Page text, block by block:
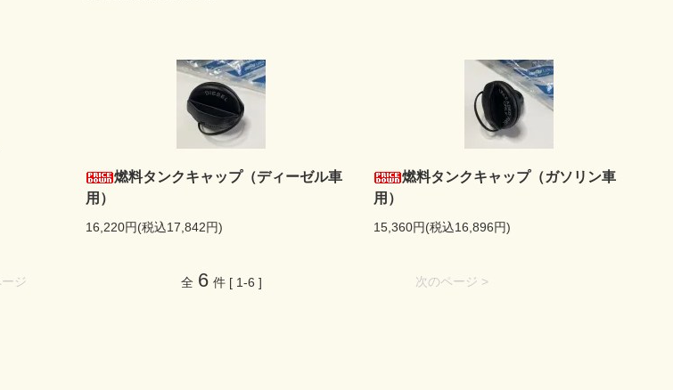
燃料タンクキャップ（ディーゼル車
用）
16,220円(税込17,842円)
燃料タンクキャップ（ガソリン車
用）
15,360円(税込16,896円)
ジ 次のページ >
全 6 件 [ 1-6 ]